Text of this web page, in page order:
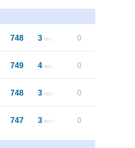
748 3 м/с 0
749 4 м/с 0
748 3 м/с 0
747 3 м/с 0